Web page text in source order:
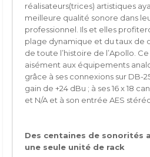
réalisateurs(trices) artistiques
meilleure qualité sonore dans
professionnel. Ils et elles
plage dynamique et du taux de
de toute l’histoire de l’Apollo.
aisément aux équipements
grâce à ses connexions sur DB-
gain de +24 dBu ; à ses 16 x 18
et N/A et à son entrée AES
Des centaines de sonorités
une seule unité de rack